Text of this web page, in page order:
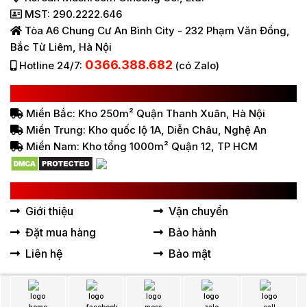
MST: 290.2222.646
Tòa A6 Chung Cư An Bình City - 232 Phạm Văn Đồng,
Bắc Từ Liêm, Hà Nội
Hotline 24/7: 0366.388.682 (có Zalo)
Miền Bắc: Kho 250m² Quận Thanh Xuân, Hà Nội
Miền Trung: Kho quốc lộ 1A, Diễn Châu, Nghệ An
Miền Nam: Kho tổng 1000m² Quận 12, TP HCM
Giới thiệu
Đặt mua hàng
Liên hệ
Vận chuyển
Bảo hành
Bảo mật